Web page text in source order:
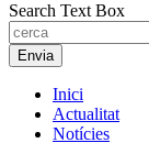
Search Text Box
Inici
Actualitat
Notícies